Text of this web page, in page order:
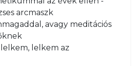
arcmaszk
avagy meditációs
lelkem az